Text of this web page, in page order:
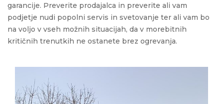
garancije. Preverite prodajalca in preverite ali vam
podjetje nudi popolni servis in svetovanje ter ali vam bo
na voljo v vseh možnih situacijah, da v morebitnih
kritičnih trenutkih ne ostanete brez ogrevanja.